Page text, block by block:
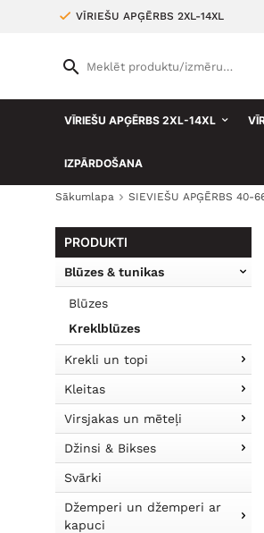
VĪRIEŠU APĢĒRBS 2XL-14XL
VĪRIEŠU APĢĒRBS 2XL-14XL
IZPĀRDOŠANA
Sākumlapa SIEVIEŠU APĢĒRBS 40-
PRODUKTI
Blūzes & tunikas
Blūzes
Kreklblūzes
Krekli un topi
Kleitas
Virsjakas un mēteļi
Džinsi & Bikses
Svārki
Džemperi un džemperi ar
kapuci